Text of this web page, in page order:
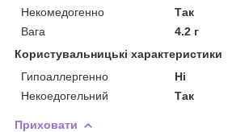
Некомедогенно
Так
Вага
4.2 г
Користувальницькі характеристики
Гипоаллергенно
Ні
Некоедогельний
Так
Приховати